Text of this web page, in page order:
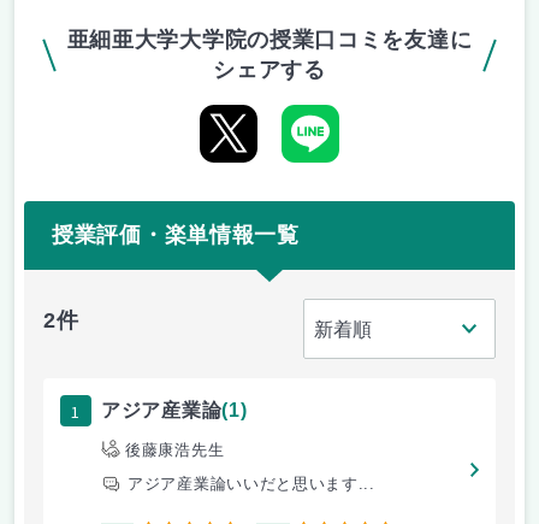
亜細亜大学大学院の授業口コミを友達に
シェアする
授業評価・楽単情報一覧
2件
1 アジア産業論(1)
後藤康浩先生
アジア産業論いいだと思います...